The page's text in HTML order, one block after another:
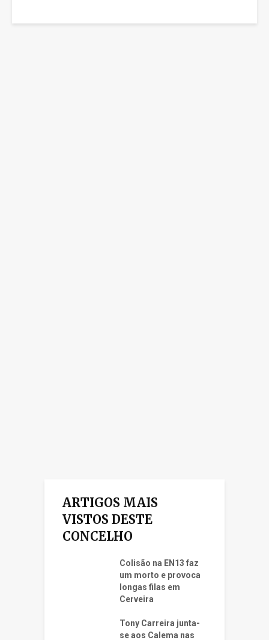
ARTIGOS MAIS
VISTOS DESTE
CONCELHO
Colisão na EN13 faz
um morto e provoca
longas filas em
Cerveira
Tony Carreira junta-
se aos Calema nas